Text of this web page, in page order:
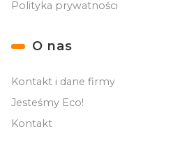
Polityka prywatności
O nas
Kontakt i dane firmy
Jesteśmy Eco!
Kontakt